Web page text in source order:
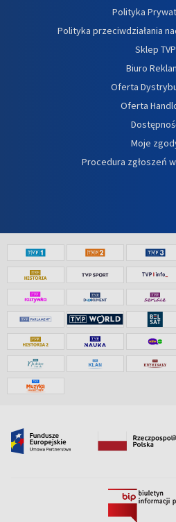
Polityka
Polityka przeciwdziałania
Sklep TVP
Biuro
Oferta
Oferta
Moje
Procedura zgłoszeń